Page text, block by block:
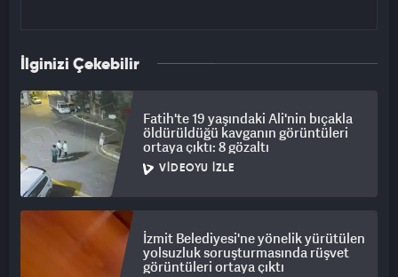
İlginizi Çekebilir
Fatih'te 19 yaşındaki Ali'nin bıçakla
öldürüldüğü kavganın görüntüleri
ortaya çıktı: 8 gözaltı
VIDEOYU İZLE
İzmit Belediyesi'ne yönelik yürütülen
yolsuzluk soruşturmasında rüşvet
görüntüleri ortaya çıktı